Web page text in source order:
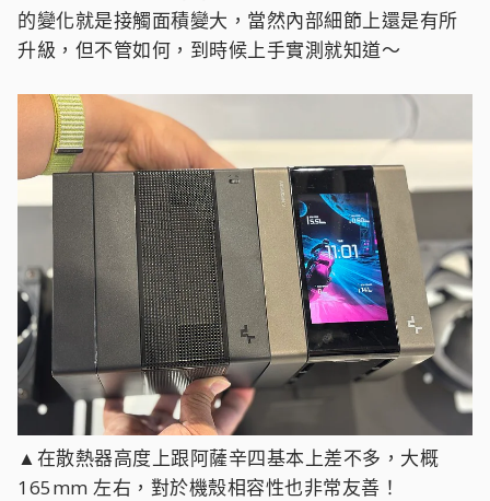
的變化就是接觸面積變大，當然內部細節上還是有所
升級，但不管如何，到時候上手實測就知道～
▲在散熱器高度上跟阿薩辛四基本上差不多，大概
165mm 左右，對於機殼相容性也非常友善！